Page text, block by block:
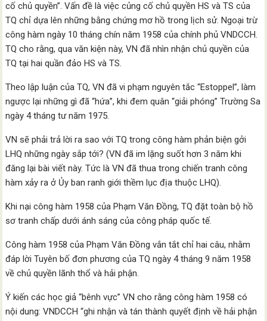
cố chủ quyền”. Vấn đề là việc củng cố chủ quyền HS và TS của
TQ chỉ dựa lên những bằng chứng mơ hồ trong lịch sử. Ngoại trừ
công hàm ngày 10 tháng chín năm 1958 của chính phủ VNDCCH.
TQ cho rằng, qua văn kiện này, VN đã nhìn nhận chủ quyền của
TQ tại hai quần đảo HS và TS.
Theo lập luận của TQ, VN đã vi phạm nguyên tắc “Estoppel”, làm
ngược lại những gì đã “hứa”, khi đem quân “giải phóng” Trường Sa
ngày 4 tháng tư năm 1975.
VN sẽ phải trả lời ra sao với TQ trong công hàm phản biện gởi
LHQ những ngày sắp tới? (VN đã im lặng suốt hơn 3 năm khi
đăng lại bài viết này. Tức là VN đã thua trong chiến tranh công
hàm xảy ra ở Ủy ban ranh giới thềm lục địa thuộc LHQ).
Khi nại công hàm 1958 của Phạm Văn Đồng, TQ đặt toàn bộ hồ
sơ tranh chấp dưới ánh sáng của công pháp quốc tế.
Công hàm 1958 của Phạm Văn Đồng vắn tắt chỉ hai câu, nhằm
đáp lời Tuyên bố đơn phương của TQ ngày 4 tháng 9 năm 1958
về chủ quyền lãnh thổ và hải phận.
Ý kiến các học giả “bênh vực” VN cho rằng công hàm 1958 có
nội dung: VNDCCH “ghi nhận và tán thành quyết định về hải phận